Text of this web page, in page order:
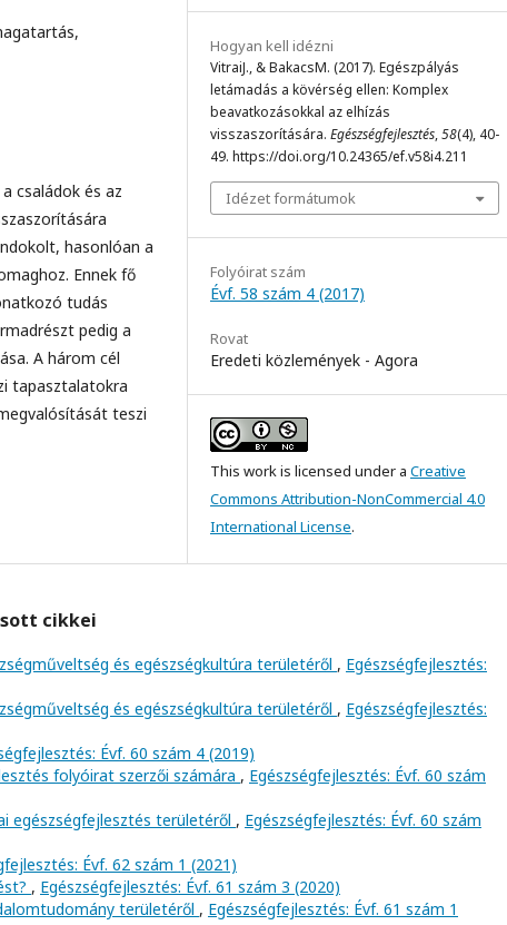
családok és az
hasonlóan a
Ennek fő
tudás
pedig a
A három cél
tapasztalatokra
teszi
Hogyan kell idézni
VitraiJ., & BakacsM. (2017). Egészpályás
letámadás a kövérség ellen: Komplex
beavatkozásokkal az elhízás
visszaszorítására. Egészségfejlesztés,58(4), 40-
49. https://doi.org/10.24365/ef.v58i4.211
Idézet formátumok
Folyóirat szám
Évf. 58 szám 4 (2017)
Rovat
Eredeti közlemények - Agora
This work is licensed under a Creative
Commons Attribution-NonCommercial 4.0
International License.
cikkei
és egészségkultúra területéről , Egészségfejlesztés:
és egészségkultúra területéről , Egészségfejlesztés:
Évf. 60 szám 4 (2019)
folyóirat szerzői számára , Egészségfejlesztés: Évf. 60 szám
egészségfejlesztés területéről , Egészségfejlesztés: Évf. 60 szám
Évf. 62 szám 1 (2021)
, Egészségfejlesztés: Évf. 61 szám 3 (2020)
területéről , Egészségfejlesztés: Évf. 61 szám 1